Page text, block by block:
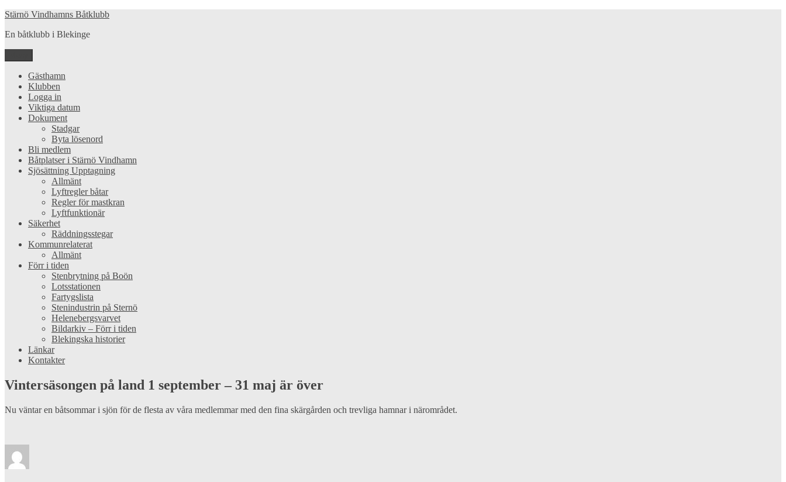
Hoppa
innehåll
Stärnö Vindhamns Båtklubb
En båtklubb i Blekinge
Gästhamn
Klubben
Logga in
Viktiga datum
Dokument
Stadgar
Byta lösenord
Bli medlem
Båtplatser i Stärnö Vindhamn
Sjösättning Upptagning
Allmänt
Lyftregler båtar
Regler för mastkran
Lyftfunktionär
Säkerhet
Räddningsstegar
Kommunrelaterat
Allmänt
Förr i tiden
Stenbrytning på Boön
Lotsstationen
Fartygslista
Stenindustrin på Sternö
Helenebergsvarvet
Bildarkiv – Förr i tiden
Blekingska historier
Länkar
Kontakter
Vintersäsongen på land 1 september – 31 maj är över
Nu väntar en båtsommar i sjön för de flesta av våra medlemmar med den fina skärgården och trevliga hamnar i närområdet.